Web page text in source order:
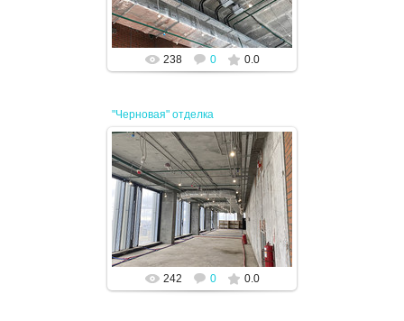
238 0 0.0
"Черновая" отделка
19.04.2024
JENEK
242 0 0.0